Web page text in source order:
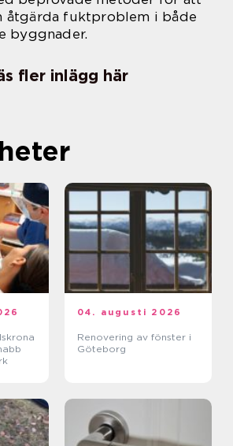
åtgärda fuktproblem i både
byggnader.
fler inlägg här
04. augusti 2026
Renovering av fönster i
Göteborg